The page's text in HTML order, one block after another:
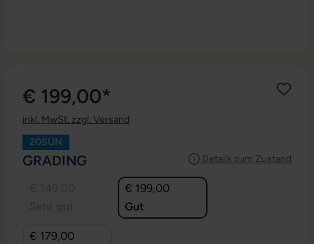
€ 199,00*
inkl. MwSt. zzgl. Versand
20SUN
Details zum Zustand
GRADING
€ 199,00
Gut
€ 179,00